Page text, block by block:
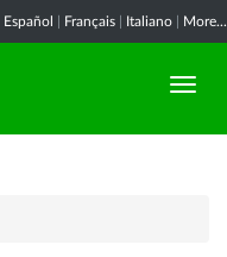
Español Français Italiano More...